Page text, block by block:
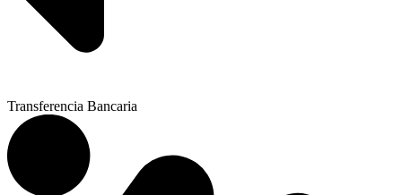
Transferencia Bancaria